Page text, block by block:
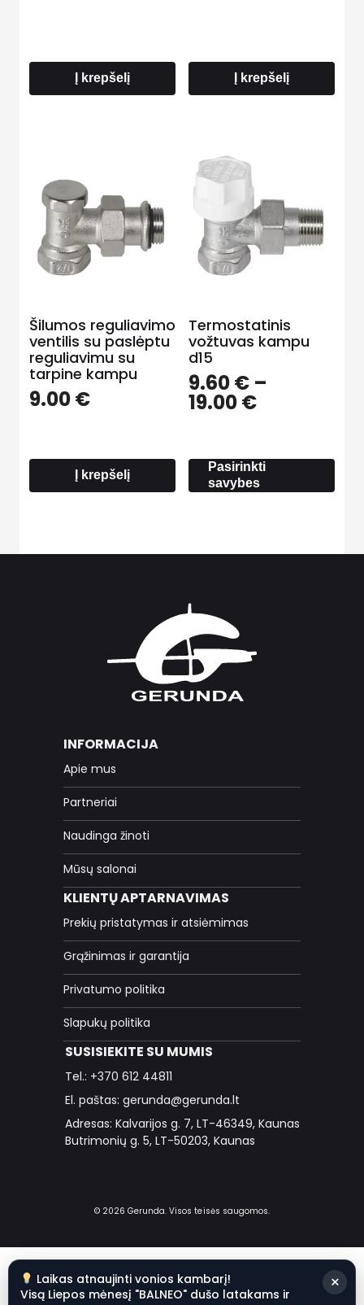
Į krepšelį Į krepšelį
Šilumos reguliavimo
ventilis su paslėptu
reguliavimu su
tarpine kampu
9.00€
Į krepšelį
Termostatinis
vožtuvas kampu
d15
9.60€ –
19.00€Price
through
19.00 €
Pasirinkti
savybes
INFORMACIJA
Apie mus
Partneriai
Naudinga žinoti
Mūsų salonai
KLIENTŲ APTARNAVIMAS
Prekių pristatymas ir atsiėmimas
Grąžinimas ir garantija
Privatumo politika
Slapukų politika
SUSISIEKITE SU MUMIS
Tel.: +370 612 44811
El. paštas: gerunda@gerunda.lt
Adresas: Kalvarijos g. 7, LT-46349, Kaunas
Butrimonių g. 5, LT-50203, Kaunas
© 2026 Gerunda. Visos teisės saugomos.
Laikas atnaujinti vonios kambarį!
Visą Liepos mėnesį "BALNEO" dušo latakams ir
×